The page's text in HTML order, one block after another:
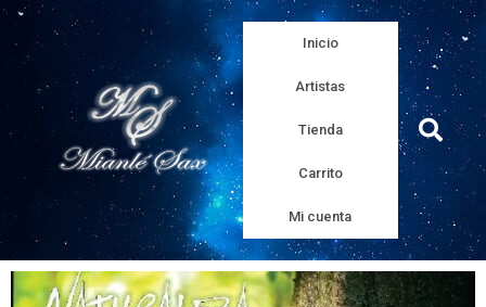
Inicio
Artistas
Tienda
Carrito
Mi cuenta